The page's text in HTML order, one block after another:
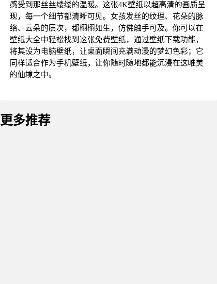
感受到那丝丝缕缕的温暖。这张4K壁纸以超高清的画质呈
现，每一个细节都清晰可见。女孩发丝的纹理、花朵的脉
络、云朵的层次，都栩栩如生，仿佛触手可及。你可以在
壁纸大全中轻松找到这张免费壁纸，通过壁纸下载功能，
将其设为电脑壁纸，让桌面瞬间充满动漫的梦幻色彩；它
同样适合作为手机壁纸，让你随时随地都能沉浸在这唯美
的仙境之中。
更多推荐